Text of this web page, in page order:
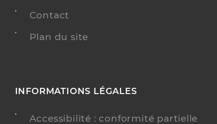
Contact
Plan du site
INFORMATIONS LÉGALES
Accessibilité : conformité partielle